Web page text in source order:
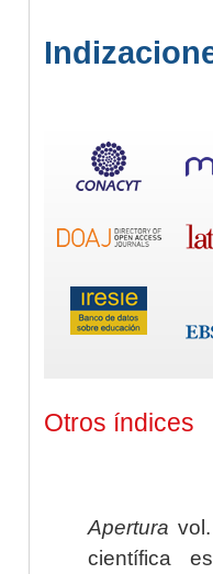
Otros índices
Apertura
científica